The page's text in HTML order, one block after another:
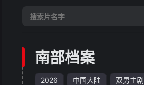
南部档案
2026 中国大陆 双男主